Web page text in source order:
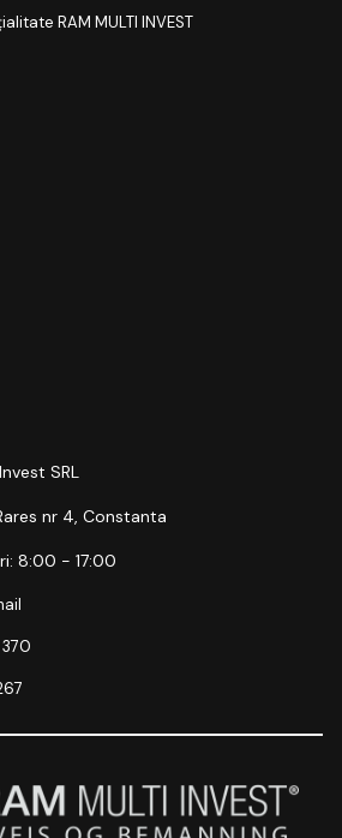
RAM MULTI INVEST
SRL
nr 4, Constanta
8:00 - 17:00